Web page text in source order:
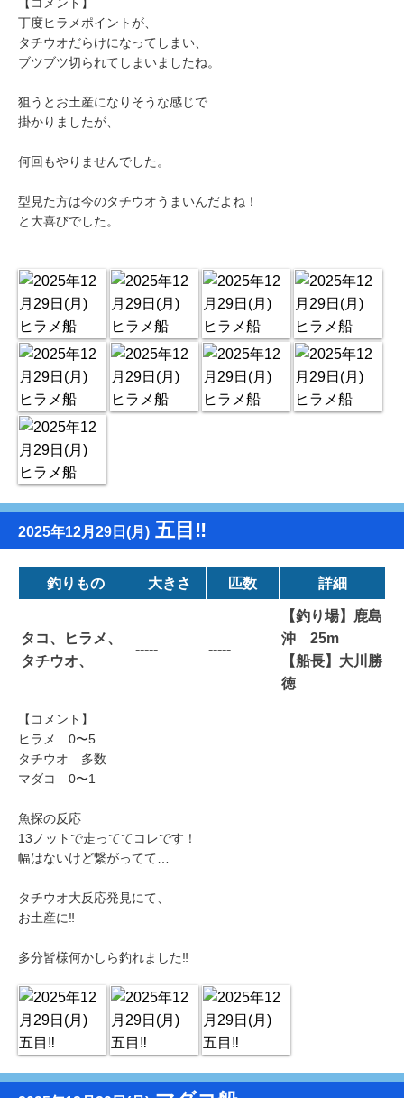
丁度ヒラメポイントが、
タチウオだらけになってしまい、
ブツブツ切られてしまいましたね。
狙うとお土産になりそうな感じで
掛かりましたが、
何回もやりませんでした。
型見た方は今のタチウオうまいんだよね！
と大喜びでした。
2025年12月29日(月) 五目‼️
釣りもの 大きさ 匹数 詳細
タコ、ヒラメ、
タチウオ、
----- -----
【釣り場】鹿島
沖 25m
【船長】大川勝
徳
【コメント】
ヒラメ 0〜5
タチウオ 多数
マダコ 0〜1
魚探の反応
13ノットで走っててコレです！
幅はないけど繋がってて…
タチウオ大反応発見にて、
お土産に‼️
多分皆様何かしら釣れました‼️